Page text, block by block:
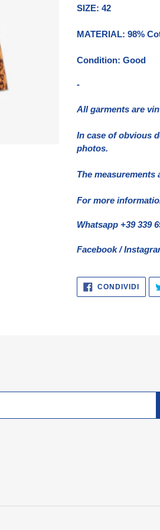
nel
SIZE: 42
MATERIAL: 98%
Condition: Good
-
All garments are
In case of obvious
photos.
The
For more
Whatsapp +39 339
Facebook /
CONDIVIDI
SU